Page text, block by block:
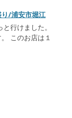
/浦安市堀江
行けました。
このお店は１